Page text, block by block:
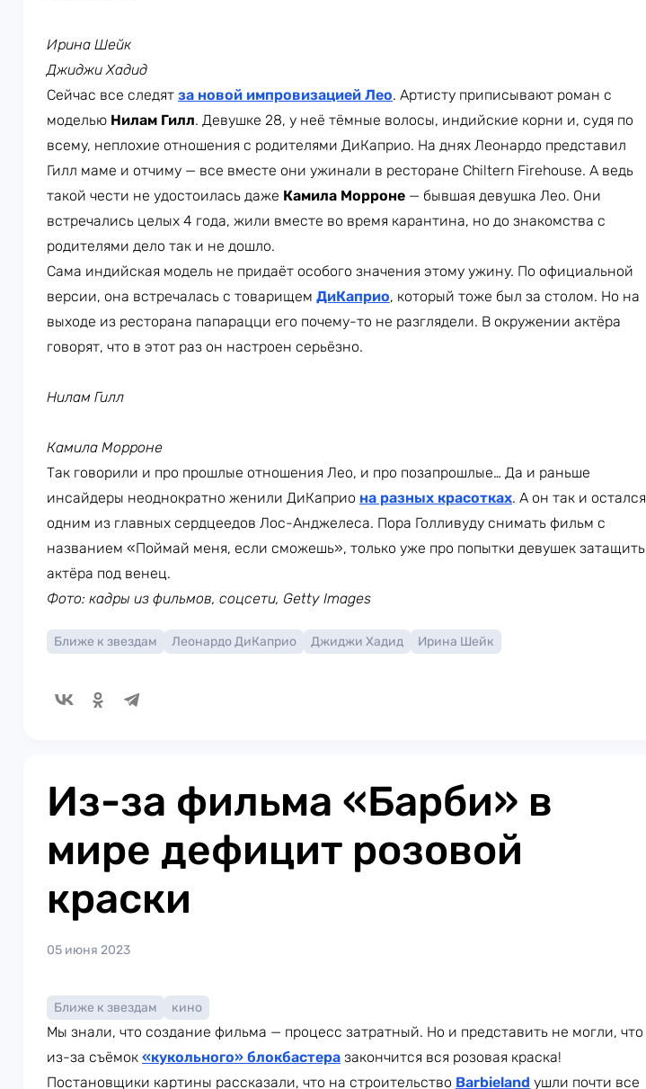
Ирина Шейк
Джиджи Хадид
Сейчас все следят за новой импровизацией Лео. Артисту приписывают роман с
моделью Нилам Гилл. Девушке 28, у неё тёмные волосы, индийские корни и, судя по
всему, неплохие отношения с родителями ДиКаприо. На днях Леонардо представил
Гилл маме и отчиму — все вместе они ужинали в ресторане Chiltern Firehouse. А ведь
такой чести не удостоилась даже Камила Морроне — бывшая девушка Лео. Они
встречались целых 4 года, жили вместе во время карантина, но до знакомства с
родителями дело так и не дошло.
Сама индийская модель не придаёт особого значения этому ужину. По официальной
версии, она встречалась с товарищем ДиКаприо, который тоже был за столом. Но на
выходе из ресторана папарацци его почему-то не разглядели. В окружении актёра
говорят, что в этот раз он настроен серьёзно.
Нилам Гилл
Камила Морроне
Так говорили и про прошлые отношения Лео, и про позапрошлые… Да и раньше
инсайдеры неоднократно женили ДиКаприо на разных красотках. А он так и остался
одним из главных сердцеедов Лос-Анджелеса. Пора Голливуду снимать фильм с
названием «Поймай меня, если сможешь», только уже про попытки девушек затащить
актёра под венец.
Фото: кадры из фильмов, соцсети, Getty Images
Ближе к звездам Леонардо ДиКаприо Джиджи Хадид Ирина Шейк
Из-за фильма «Барби» в
мире дефицит розовой
краски
05 июня 2023
Ближе к звездам кино
Мы знали, что создание фильма — процесс затратный. Но и представить не могли, что
из-за съёмок «кукольного» блокбастера закончится вся розовая краска!
Постановщики картины рассказали, что на строительство Barbieland ушли почти все